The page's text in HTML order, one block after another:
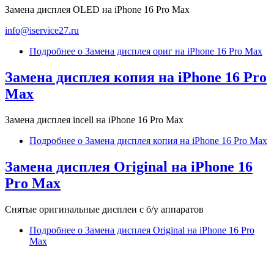
Замена дисплея OLED на iPhone 16 Pro Max
info@iservice27.ru
Подробнее о Замена дисплея ориг на iPhone 16 Pro Max
Замена дисплея копия на iPhone 16 Pro
Max
Замена дисплея incell на iPhone 16 Pro Max
Подробнее о Замена дисплея копия на iPhone 16 Pro Max
Замена дисплея Original на iPhone 16
Pro Max
Снятые оригинальные дисплеи с б/у аппаратов
Подробнее о Замена дисплея Original на iPhone 16 Pro
Max